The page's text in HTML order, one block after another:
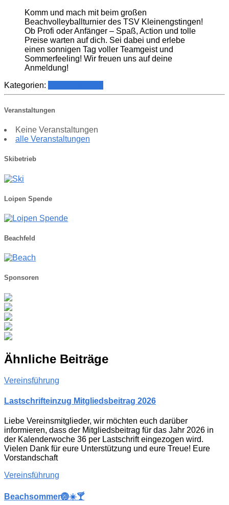
Komm und mach mit beim großen
Beachvolleyballturnier des TSV Kleinengstingen!
Ob Profi oder Anfänger – Spaß, Action und tolle
Preise warten auf dich. Sei dabei und erlebe
einen sonnigen Tag voller Teamgeist und
Sommerfeeling! Wir freuen uns auf deine
Anmeldung!
Kategorien:
Veranstaltungen
Keine Veranstaltungen
alle Veranstaltungen
Skibetrieb
Loipen Spende
Beachfeld
Sponsoren
Ähnliche Beiträge
Vereinsführung
Lastschrifteinzug Mitgliedsbeitrag 2026
Liebe Vereinsmitglieder, wir möchten euch darüber
informieren, dass der Mitgliedsbeitrag für das Jahr 2026 in
der Kalenderwoche 36 per Lastschrift eingezogen wird.
Vielen Dank für eure Unterstützung und eure Treue! Eure
Vorstandschaft
Vereinsführung
Beachsommer🏐☀️🍸